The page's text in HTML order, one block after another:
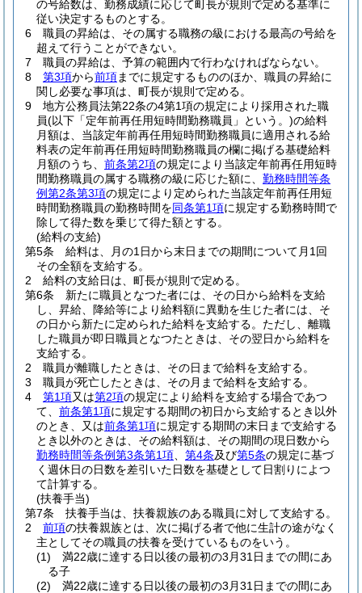
の号給数は、勤務成績に応じて町長が規則で定める基準に
従い決定するものとする。
6
職員の昇給は、その属する職務の級における最高の号給を
超えて行うことができない。
7
職員の昇給は、予算の範囲内で行わなければならない。
8
第3項から前項までに規定するもののほか、職員の昇給に
関し必要な事項は、町長が規則で定める。
9
地方公務員法第22条の4第1項の規定により採用された職
員(以下「定年前再任用短時間勤務職員」という。)の給料
月額は、当該定年前再任用短時間勤務職員に適用される給
料表の定年前再任用短時間勤務職員の欄に掲げる基礎給料
月額のうち、 前条第2項の規定により当該定年前再任用短時
間勤務職員の属する職務の級に応じた額に、 勤務時間等条
例第2条第3項の規定により定められた当該定年前再任用短
時間勤務職員の勤務時間を同条第1項に規定する勤務時間で
除して得た数を乗じて得た額とする。
(給料の支給)
第5条
給料は、月の1日から末日までの期間について月1回
その全額を支給する。
2
給料の支給日は、町長が規則で定める。
第6条
新たに職員となつた者には、その日から給料を支給
し、昇給、降給等により給料額に異動を生じた者には、そ
の日から新たに定められた給料を支給する。 ただし、離職
した職員が即日職員となつたときは、その翌日から給料を
支給する。
2
職員が離職したときは、その日まで給料を支給する。
3
職員が死亡したときは、その月まで給料を支給する。
4
第1項又は第2項の規定により給料を支給する場合であつ
て、 前条第1項に規定する期間の初日から支給するとき以外
のとき、又は前条第1項に規定する期間の末日まで支給する
とき以外のときは、その給料額は、その期間の現日数から
勤務時間等条例第3条第1項
第4条及び第5条の規定に基づ
く週休日の日数を差引いた日数を基礎として日割りによつ
て計算する。
(扶養手当)
第7条
扶養手当は、扶養親族のある職員に対して支給する。
2
前項の扶養親族とは、次に掲げる者で他に生計の途がなく
主としてその職員の扶養を受けているものをいう。
(1)
満22歳に達する日以後の最初の3月31日までの間にあ
る子
(2)
満22歳に達する日以後の最初の3月31日までの間にあ